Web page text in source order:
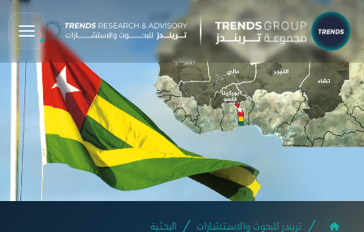
تريندز للبحوث والاستشارات البحثية